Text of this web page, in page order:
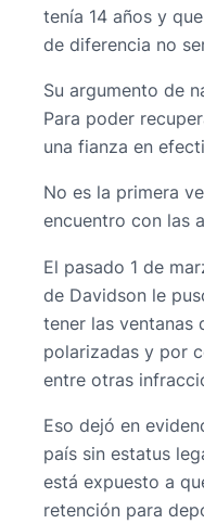
tenía 14 años y
de diferencia no
Su argumento de
Para poder
una fianza en
No es la primera
encuentro con las
El pasado 1 de
de Davidson le
tener las ventanas
polarizadas y por
entre otras
Eso dejó en
país sin estatus
está expuesto a
retención para